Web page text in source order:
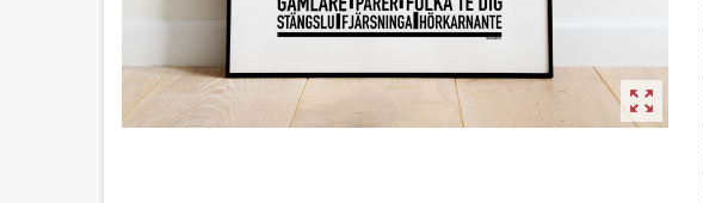
zoom_out_map